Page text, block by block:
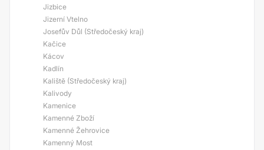
Jizbice
Jizerní Vtelno
Josefův Důl (Středočeský kraj)
Kačice
Kácov
Kadlín
Kaliště (Středočeský kraj)
Kalivody
Kamenice
Kamenné Zboží
Kamenné Žehrovice
Kamenný Most